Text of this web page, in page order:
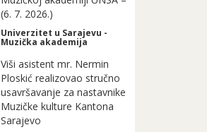
(6. 7. 2026.)
Univerzitet u Sarajevu -
Muzička akademija
Viši asistent mr. Nermin
Ploskić realizovao stručno
usavršavanje za nastavnike
Muzičke kulture Kantona
Sarajevo